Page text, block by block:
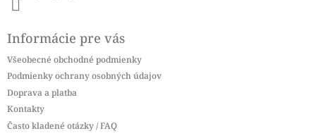
Informácie pre vás
Všeobecné obchodné podmienky
Podmienky ochrany osobných údajov
Doprava a platba
Kontakty
Často kladené otázky / FAQ